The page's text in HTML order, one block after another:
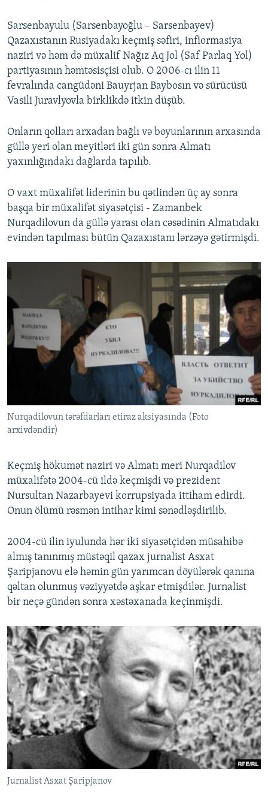
Sarsenbayulu (Sarsenbayoğlu – Sarsenbayev)
Qazaxıstanın Rusiyadakı keçmiş səfiri, infiormasiya
naziri və həm də müxalif Nağız Aq Jol (Saf Parlaq Yol)
partiyasının həmtəsisçisi olub. O 2006-cı ilin 11
fevralında cangüdəni Bauyrjan Baybosın və sürücüsü
Vasili Juravlyovla birklikdə itkin düşüb.
Onların qolları arxadan bağlı və boyunlarının arxasında
güllə yeri olan meyitləri iki gün sonra Almatı
yaxınlığındakı dağlarda tapılıb.
O vaxt müxalifət liderinin bu qətlindən üç ay sonra
başqa bir müxalifət siyasətçisi - Zamanbek
Nurqadilovun da güllə yarası olan cəsədinin Almatıdakı
evindən tapılması bütün Qazaxıstanı lərzəyə gətirmişdi.
Nurqadilovun tərəfdarları etiraz aksiyasında (Foto
arxivdəndir)
Keçmiş hökumət naziri və Almatı meri Nurqadilov
müxalifətə 2004-cü ildə keçmişdi və prezident
Nursultan Nazarbayevi korrupsiyada ittiham edirdi.
Onun ölümü rəsmən intihar kimi sənədləşdirilib.
2004-cü ilin iyulunda hər iki siyasətçidən müsahibə
almış tanınmış müstəqil qazax jurnalist Asxat
Şaripjanovu elə həmin gün yarımcan döyülərək qanına
qəltan olunmuş vəziyyətdə aşkar etmişdilər. Jurnalist
bir neçə gündən sonra xəstəxanada keçinmişdi.
Jurnalist Asxat Şaripjanov